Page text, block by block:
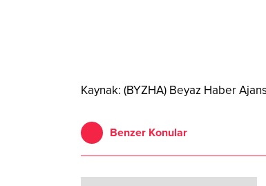
Kaynak: (BYZHA) Beyaz Haber
Benzer Konular